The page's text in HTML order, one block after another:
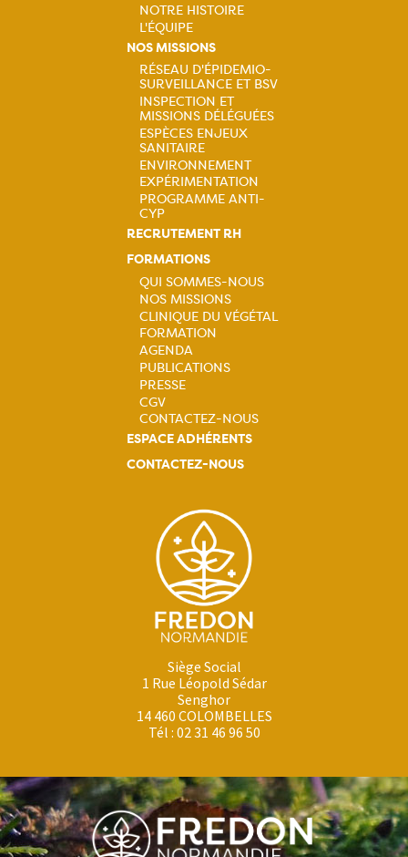
Navigation
principale
NOTRE HISTOIRE
L'ÉQUIPE
NOS MISSIONS
Navigation
principale
RÉSEAU D'ÉPIDEMIO-
SURVEILLANCE ET BSV
INSPECTION ET
MISSIONS DÉLÉGUÉES
ESPÈCES ENJEUX
SANITAIRE
ENVIRONNEMENT
EXPÉRIMENTATION
PROGRAMME ANTI-
CYP
RECRUTEMENT RH
FORMATIONS
Navigation
principale
QUI SOMMES-NOUS
NOS MISSIONS
CLINIQUE DU VÉGÉTAL
FORMATION
AGENDA
PUBLICATIONS
PRESSE
CGV
CONTACTEZ-NOUS
ESPACE ADHÉRENTS
CONTACTEZ-NOUS
Siège Social
1 Rue Léopold Sédar
Senghor
14 460 COLOMBELLES
Tél : 02 31 46 96 50